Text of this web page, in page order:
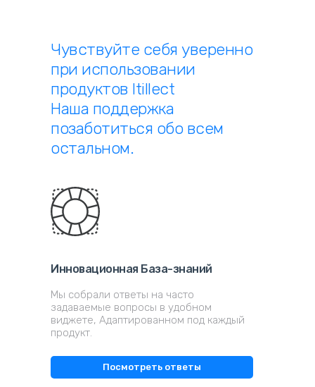
Чувствуйте себя уверенно
при использовании
продуктов Itillect
Наша поддержка
позаботиться обо всем
остальном.
Инновационная База-знаний
Мы собрали ответы на часто
задаваемые вопросы в удобном
виджете, Адаптированном под каждый
продукт.
Посмотреть ответы